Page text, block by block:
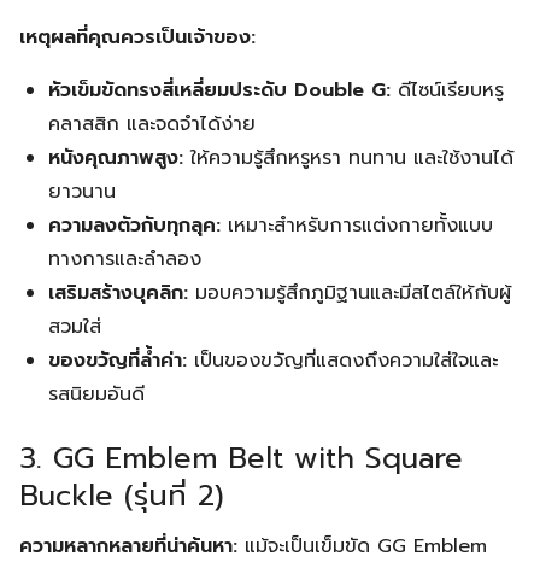
เหตุผลที่คุณควรเป็นเจ้าของ:
หัวเข็มขัดทรงสี่เหลี่ยมประดับ Double G: ดีไซน์เรียบหรู
คลาสสิก และจดจำได้ง่าย
หนังคุณภาพสูง: ให้ความรู้สึกหรูหรา ทนทาน และใช้งานได้
ยาวนาน
ความลงตัวกับทุกลุค: เหมาะสำหรับการแต่งกายทั้งแบบ
ทางการและลำลอง
เสริมสร้างบุคลิก: มอบความรู้สึกภูมิฐานและมีสไตล์ให้กับผู้
สวมใส่
ของขวัญที่ล้ำค่า: เป็นของขวัญที่แสดงถึงความใส่ใจและ
รสนิยมอันดี
3. GG Emblem Belt with Square
Buckle (รุ่นที่ 2)
ความหลากหลายที่น่าค้นหา: แม้จะเป็นเข็มขัด GG Emblem